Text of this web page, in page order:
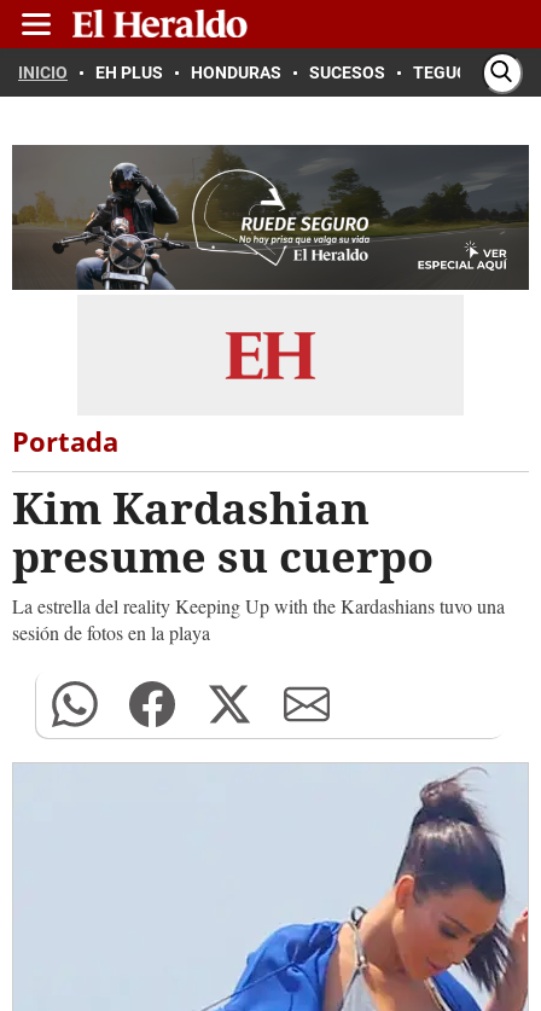
INICIO EH PLUS HONDURAS SUCESOS TEGUCIGALPA
Portada
Kim Kardashian
presume su cuerpo
La estrella del reality Keeping Up with the Kardashians tuvo una
sesión de fotos en la playa